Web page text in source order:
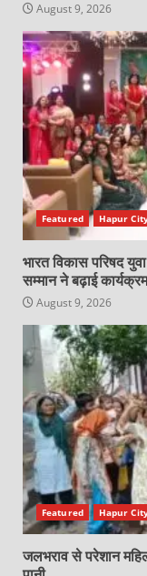
August 9, 2026
Featured Hapur
भारत विकास परिषद
सम्मान ने बढ़ाई
August 9, 2026
Featured Hapur
जलभराव से परेशान